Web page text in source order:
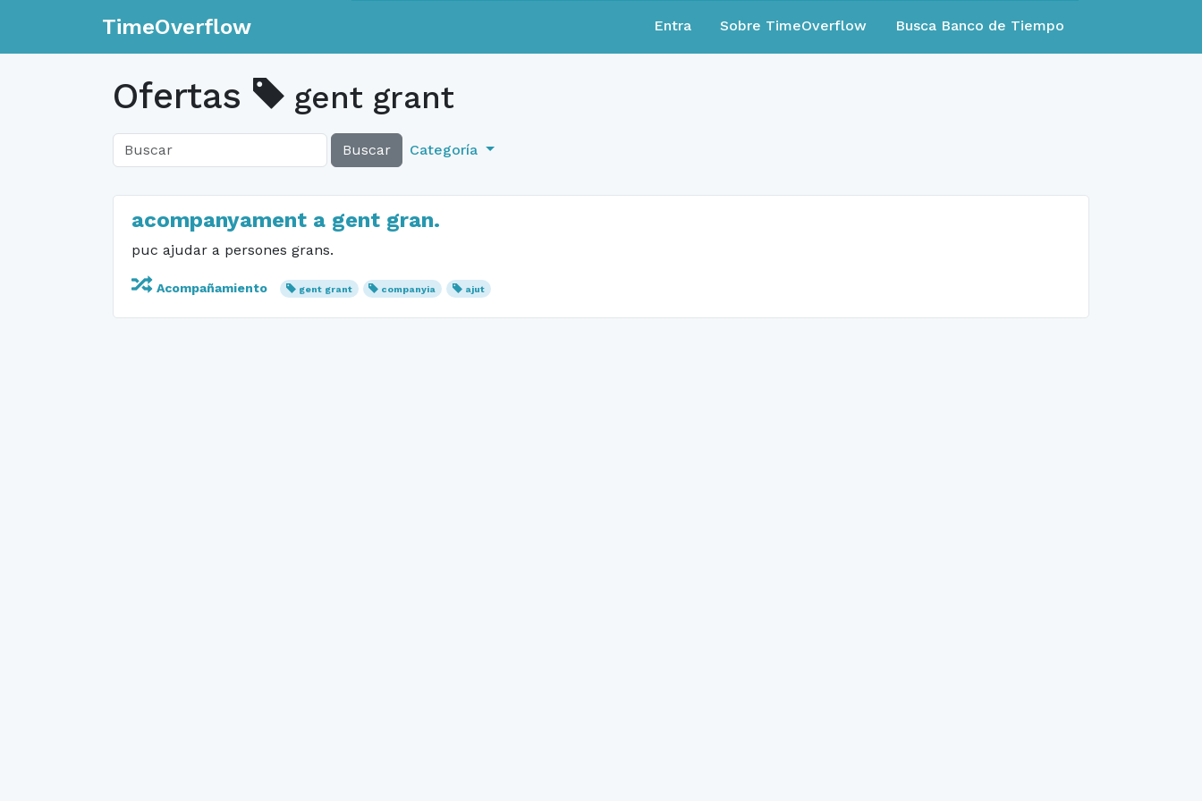
TimeOverflow Entra Sobre TimeOverflow Busca Banco de Tiempo
Ofertas gent grant
Buscar Categoría
acompanyament a gent gran.
puc ajudar a persones grans.
Acompañamiento gent grant companyia ajut